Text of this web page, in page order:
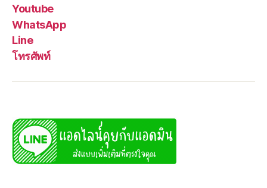
Youtube
WhatsApp
Line
โทรศัพท์